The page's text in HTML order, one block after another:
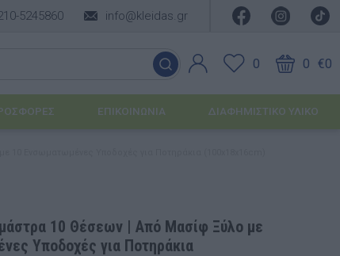
5245860 info@kleidas.gr
0 0 €0
Ιδέες για τις Απόκριες
ΕΠΙΚΟΙΝΩΝΊΑ ΔΙΑΦΗΜΙΣΤΙΚΟ ΥΛΙΚΟ
10 Θέσεων | Από Μασίφ Ξύλο με
Υποδοχές για Ποτηράκια